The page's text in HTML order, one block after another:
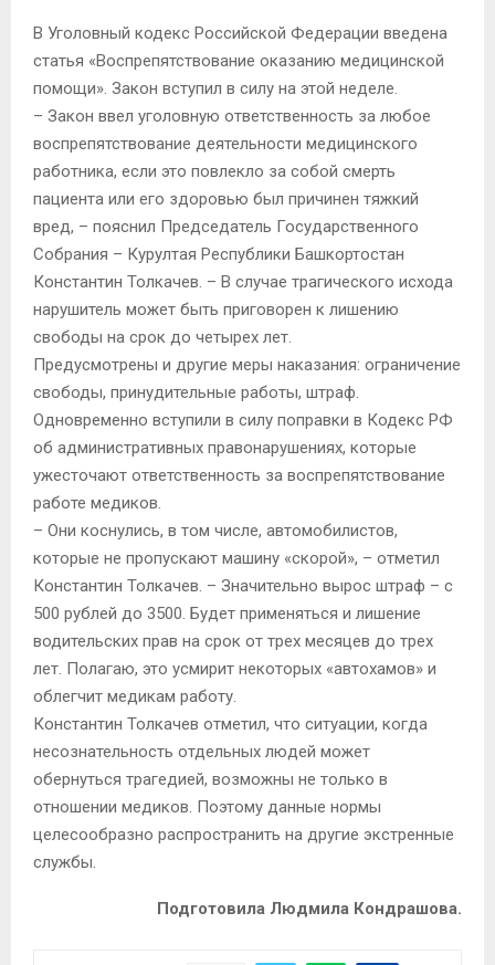
В Уголовный кодекс Российской Федерации введена
статья «Воспрепятствование оказанию медицинской
помощи». Закон вступил в силу на этой неделе.
– Закон ввел уголовную ответственность за любое
воспрепятствование деятельности медицинского
работника, если это повлекло за собой смерть
пациента или его здоровью был причинен тяжкий
вред, – пояснил Председатель Государственного
Собрания – Курултая Республики Башкортостан
Константин Толкачев. – В случае трагического исхода
нарушитель может быть приговорен к лишению
свободы на срок до четырех лет.
Предусмотрены и другие меры наказания: ограничение
свободы, принудительные работы, штраф.
Одновременно вступили в силу поправки в Кодекс РФ
об административных правонарушениях, которые
ужесточают ответственность за воспрепятствование
работе медиков.
– Они коснулись, в том числе, автомобилистов,
которые не пропускают машину «скорой», – отметил
Константин Толкачев. – Значительно вырос штраф – с
500 рублей до 3500. Будет применяться и лишение
водительских прав на срок от трех месяцев до трех
лет. Полагаю, это усмирит некоторых «автохамов» и
облегчит медикам работу.
Константин Толкачев отметил, что ситуации, когда
несознательность отдельных людей может
обернуться трагедией, возможны не только в
отношении медиков. Поэтому данные нормы
целесообразно распространить на другие экстренные
службы.
Подготовила Людмила Кондрашова.